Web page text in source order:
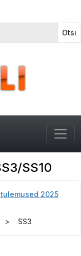
Otsi
SS10
tulemused 2025
SS3